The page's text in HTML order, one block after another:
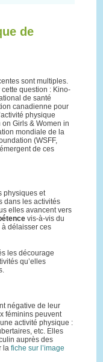
de
sont multiples.
question : Kino-
de santé
canadienne pour
physique
Girls & Women in
mondiale de la
(WSFF,
de ces
physiques et
dans les activités
elles avancent vers
vis-à-vis du
à délaisser ces
les décourage
qu’elles
négative de leur
féminins peuvent
activité physique :
etc. Elles
auprès des
la fiche sur l’image